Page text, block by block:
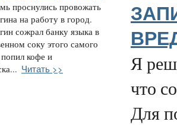
проснулись провожать
на работу в город.
сожрал банку языка в
соку этого самого
кофе и
Читать >>
Я
что
Для